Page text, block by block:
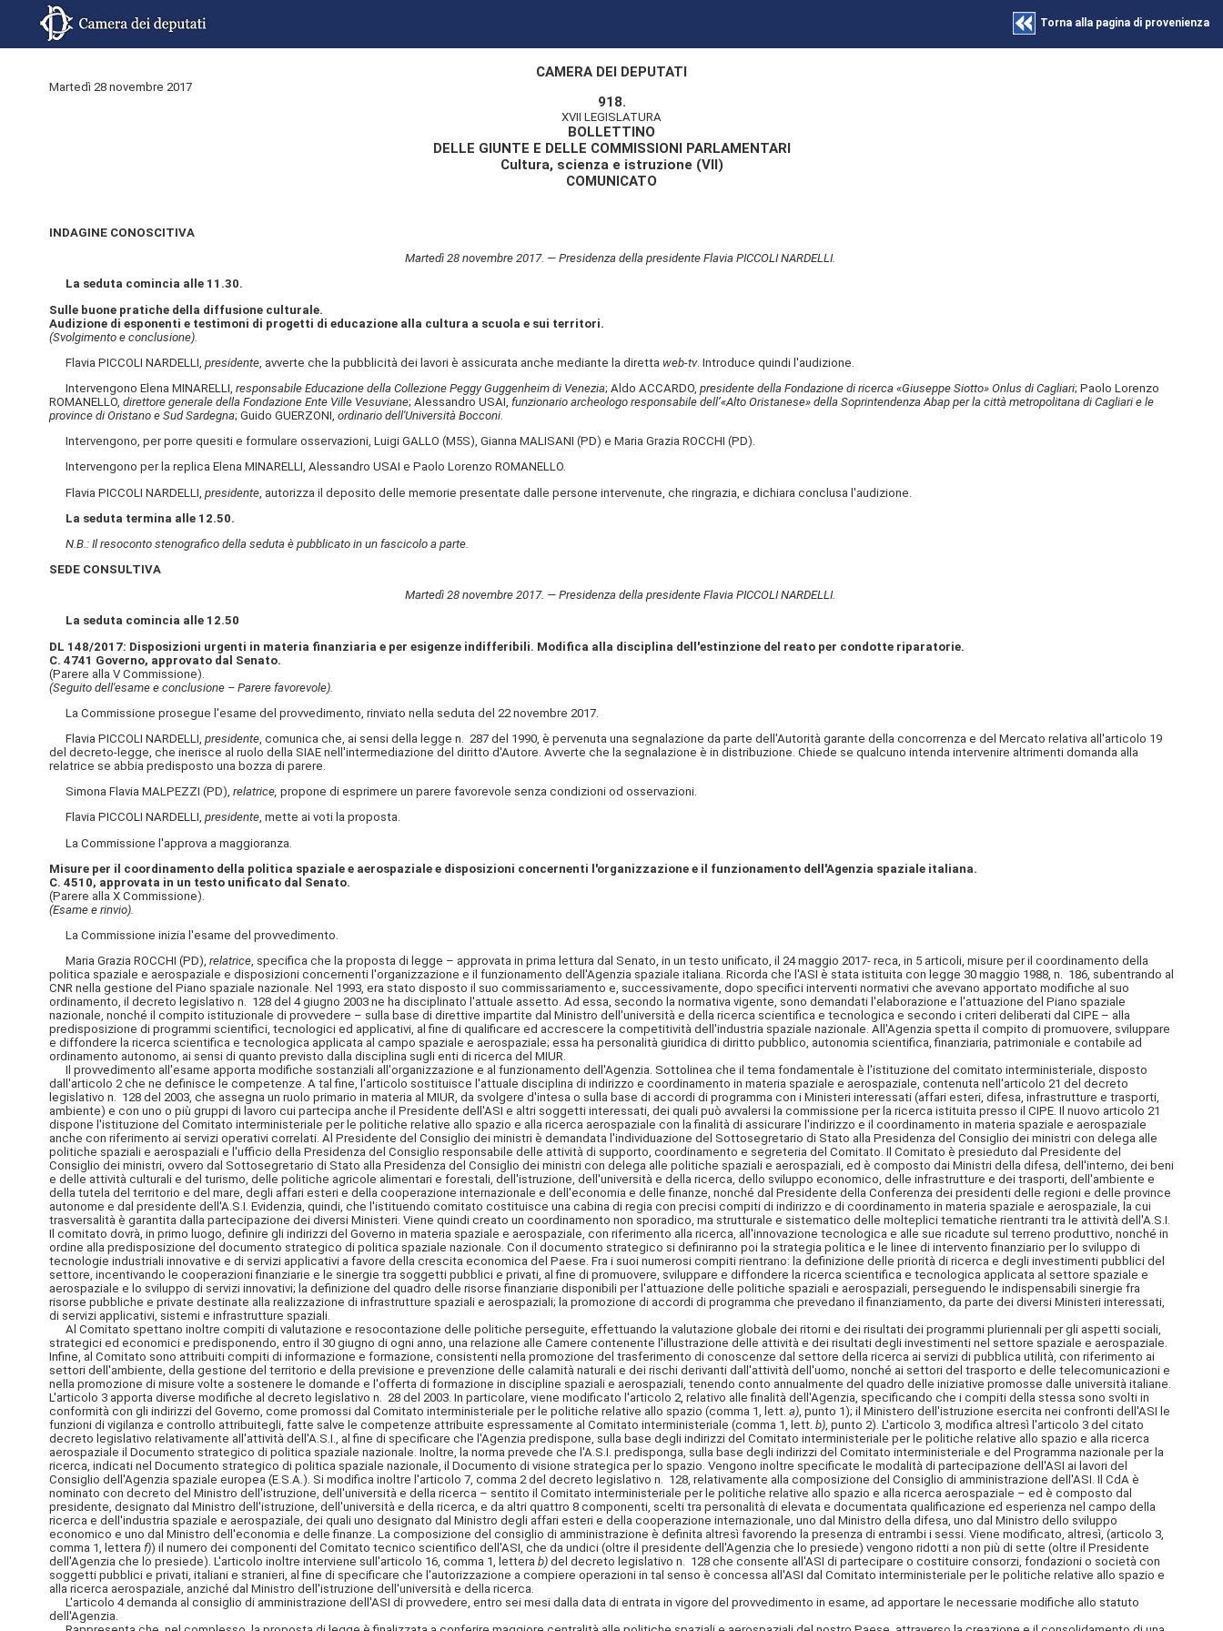
CAMERA DEI DEPUTATI
Martedì 28 novembre 2017
918.
XVII LEGISLATURA
BOLLETTINO
DELLE GIUNTE E DELLE COMMISSIONI PARLAMENTARI
Cultura, scienza e istruzione (VII)
COMUNICATO
INDAGINE CONOSCITIVA
Martedì 28 novembre 2017. — Presidenza della presidente Flavia PICCOLI NARDELLI.
La seduta comincia alle 11.30.
Sulle buone pratiche della diffusione culturale.
Audizione di esponenti e testimoni di progetti di educazione alla cultura a scuola e sui territori.
(Svolgimento e conclusione).
Flavia PICCOLI NARDELLI, presidente, avverte che la pubblicità dei lavori è assicurata anche mediante la diretta web-tv. Introduce quindi l'audizione.
Intervengono Elena MINARELLI, responsabile Educazione della Collezione Peggy Guggenheim di Venezia; Aldo ACCARDO, presidente della Fondazione di ricerca «Giuseppe Siotto» Onlus di Cagliari; Paolo Lorenzo
ROMANELLO, direttore generale della Fondazione Ente Ville Vesuviane; Alessandro USAI, funzionario archeologo responsabile dell’«Alto Oristanese» della Soprintendenza Abap per la città metropolitana di Cagliari e le
province di Oristano e Sud Sardegna; Guido GUERZONI, ordinario dell'Università Bocconi.
Intervengono, per porre quesiti e formulare osservazioni, Luigi GALLO (M5S), Gianna MALISANI (PD) e Maria Grazia ROCCHI (PD).
Intervengono per la replica Elena MINARELLI, Alessandro USAI e Paolo Lorenzo ROMANELLO.
Flavia PICCOLI NARDELLI, presidente, autorizza il deposito delle memorie presentate dalle persone intervenute, che ringrazia, e dichiara conclusa l'audizione.
La seduta termina alle 12.50.
N.B.: Il resoconto stenografico della seduta è pubblicato in un fascicolo a parte.
SEDE CONSULTIVA
Martedì 28 novembre 2017. — Presidenza della presidente Flavia PICCOLI NARDELLI.
La seduta comincia alle 12.50
DL 148/2017: Disposizioni urgenti in materia finanziaria e per esigenze indifferibili. Modifica alla disciplina dell'estinzione del reato per condotte riparatorie.
C. 4741 Governo, approvato dal Senato.
(Parere alla V Commissione).
(Seguito dell'esame e conclusione – Parere favorevole).
La Commissione prosegue l'esame del provvedimento, rinviato nella seduta del 22 novembre 2017.
Flavia PICCOLI NARDELLI, presidente, comunica che, ai sensi della legge n. 287 del 1990, è pervenuta una segnalazione da parte dell'Autorità garante della concorrenza e del Mercato relativa all'articolo 19
del decreto-legge, che inerisce al ruolo della SIAE nell'intermediazione del diritto d'Autore. Avverte che la segnalazione è in distribuzione. Chiede se qualcuno intenda intervenire altrimenti domanda alla
relatrice se abbia predisposto una bozza di parere.
Simona Flavia MALPEZZI (PD), relatrice, propone di esprimere un parere favorevole senza condizioni od osservazioni.
Flavia PICCOLI NARDELLI, presidente, mette ai voti la proposta.
La Commissione l'approva a maggioranza.
Misure per il coordinamento della politica spaziale e aerospaziale e disposizioni concernenti l'organizzazione e il funzionamento dell'Agenzia spaziale italiana.
C. 4510, approvata in un testo unificato dal Senato.
(Parere alla X Commissione).
(Esame e rinvio).
La Commissione inizia l'esame del provvedimento.
Maria Grazia ROCCHI (PD), relatrice, specifica che la proposta di legge – approvata in prima lettura dal Senato, in un testo unificato, il 24 maggio 2017- reca, in 5 articoli, misure per il coordinamento della
politica spaziale e aerospaziale e disposizioni concernenti l'organizzazione e il funzionamento dell'Agenzia spaziale italiana. Ricorda che l'ASI è stata istituita con legge 30 maggio 1988, n. 186, subentrando al
CNR nella gestione del Piano spaziale nazionale. Nel 1993, era stato disposto il suo commissariamento e, successivamente, dopo specifici interventi normativi che avevano apportato modifiche al suo
ordinamento, il decreto legislativo n. 128 del 4 giugno 2003 ne ha disciplinato l'attuale assetto. Ad essa, secondo la normativa vigente, sono demandati l'elaborazione e l'attuazione del Piano spaziale
nazionale, nonché il compito istituzionale di provvedere – sulla base di direttive impartite dal Ministro dell'università e della ricerca scientifica e tecnologica e secondo i criteri deliberati dal CIPE – alla
predisposizione di programmi scientifici, tecnologici ed applicativi, al fine di qualificare ed accrescere la competitività dell'industria spaziale nazionale. All'Agenzia spetta il compito di promuovere, sviluppare
e diffondere la ricerca scientifica e tecnologica applicata al campo spaziale e aerospaziale; essa ha personalità giuridica di diritto pubblico, autonomia scientifica, finanziaria, patrimoniale e contabile ad
ordinamento autonomo, ai sensi di quanto previsto dalla disciplina sugli enti di ricerca del MIUR.
Il provvedimento all'esame apporta modifiche sostanziali all'organizzazione e al funzionamento dell'Agenzia. Sottolinea che il tema fondamentale è l'istituzione del comitato interministeriale, disposto
dall'articolo 2 che ne definisce le competenze. A tal fine, l'articolo sostituisce l'attuale disciplina di indirizzo e coordinamento in materia spaziale e aerospaziale, contenuta nell'articolo 21 del decreto
legislativo n. 128 del 2003, che assegna un ruolo primario in materia al MIUR, da svolgere d'intesa o sulla base di accordi di programma con i Ministeri interessati (affari esteri, difesa, infrastrutture e trasporti,
ambiente) e con uno o più gruppi di lavoro cui partecipa anche il Presidente dell'ASI e altri soggetti interessati, dei quali può avvalersi la commissione per la ricerca istituita presso il CIPE. Il nuovo articolo 21
dispone l'istituzione del Comitato interministeriale per le politiche relative allo spazio e alla ricerca aerospaziale con la finalità di assicurare l'indirizzo e il coordinamento in materia spaziale e aerospaziale
anche con riferimento ai servizi operativi correlati. Al Presidente del Consiglio dei ministri è demandata l'individuazione del Sottosegretario di Stato alla Presidenza del Consiglio dei ministri con delega alle
politiche spaziali e aerospaziali e l'ufficio della Presidenza del Consiglio responsabile delle attività di supporto, coordinamento e segreteria del Comitato. Il Comitato è presieduto dal Presidente del
Consiglio dei ministri, ovvero dal Sottosegretario di Stato alla Presidenza del Consiglio dei ministri con delega alle politiche spaziali e aerospaziali, ed è composto dai Ministri della difesa, dell'interno, dei beni
e delle attività culturali e del turismo, delle politiche agricole alimentari e forestali, dell'istruzione, dell'università e della ricerca, dello sviluppo economico, delle infrastrutture e dei trasporti, dell'ambiente e
della tutela del territorio e del mare, degli affari esteri e della cooperazione internazionale e dell'economia e delle finanze, nonché dal Presidente della Conferenza dei presidenti delle regioni e delle province
autonome e dal presidente dell'A.S.I. Evidenzia, quindi, che l'istituendo comitato costituisce una cabina di regia con precisi compiti di indirizzo e di coordinamento in materia spaziale e aerospaziale, la cui
trasversalità è garantita dalla partecipazione dei diversi Ministeri. Viene quindi creato un coordinamento non sporadico, ma strutturale e sistematico delle molteplici tematiche rientranti tra le attività dell'A.S.I.
Il comitato dovrà, in primo luogo, definire gli indirizzi del Governo in materia spaziale e aerospaziale, con riferimento alla ricerca, all'innovazione tecnologica e alle sue ricadute sul terreno produttivo, nonché in
ordine alla predisposizione del documento strategico di politica spaziale nazionale. Con il documento strategico si definiranno poi la strategia politica e le linee di intervento finanziario per lo sviluppo di
tecnologie industriali innovative e di servizi applicativi a favore della crescita economica del Paese. Fra i suoi numerosi compiti rientrano: la definizione delle priorità di ricerca e degli investimenti pubblici del
settore, incentivando le cooperazioni finanziarie e le sinergie tra soggetti pubblici e privati, al fine di promuovere, sviluppare e diffondere la ricerca scientifica e tecnologica applicata al settore spaziale e
aerospaziale e lo sviluppo di servizi innovativi; la definizione del quadro delle risorse finanziarie disponibili per l'attuazione delle politiche spaziali e aerospaziali, perseguendo le indispensabili sinergie fra
risorse pubbliche e private destinate alla realizzazione di infrastrutture spaziali e aerospaziali; la promozione di accordi di programma che prevedano il finanziamento, da parte dei diversi Ministeri interessati,
di servizi applicativi, sistemi e infrastrutture spaziali.
Al Comitato spettano inoltre compiti di valutazione e resocontazione delle politiche perseguite, effettuando la valutazione globale dei ritorni e dei risultati dei programmi pluriennali per gli aspetti sociali,
strategici ed economici e predisponendo, entro il 30 giugno di ogni anno, una relazione alle Camere contenente l'illustrazione delle attività e dei risultati degli investimenti nel settore spaziale e aerospaziale.
Infine, al Comitato sono attribuiti compiti di informazione e formazione, consistenti nella promozione del trasferimento di conoscenze dal settore della ricerca ai servizi di pubblica utilità, con riferimento ai
settori dell'ambiente, della gestione del territorio e della previsione e prevenzione delle calamità naturali e dei rischi derivanti dall'attività dell'uomo, nonché ai settori del trasporto e delle telecomunicazioni e
nella promozione di misure volte a sostenere le domande e l'offerta di formazione in discipline spaziali e aerospaziali, tenendo conto annualmente del quadro delle iniziative promosse dalle università italiane.
L'articolo 3 apporta diverse modifiche al decreto legislativo n. 28 del 2003. In particolare, viene modificato l'articolo 2, relativo alle finalità dell'Agenzia, specificando che i compiti della stessa sono svolti in
conformità con gli indirizzi del Governo, come promossi dal Comitato interministeriale per le politiche relative allo spazio (comma 1, lett. a), punto 1); il Ministero dell'istruzione esercita nei confronti dell'ASI le
funzioni di vigilanza e controllo attribuitegli, fatte salve le competenze attribuite espressamente al Comitato interministeriale (comma 1, lett. b), punto 2). L'articolo 3, modifica altresì l'articolo 3 del citato
decreto legislativo relativamente all'attività dell'A.S.I., al fine di specificare che l'Agenzia predispone, sulla base degli indirizzi del Comitato interministeriale per le politiche relative allo spazio e alla ricerca
aerospaziale il Documento strategico di politica spaziale nazionale. Inoltre, la norma prevede che l'A.S.I. predisponga, sulla base degli indirizzi del Comitato interministeriale e del Programma nazionale per la
ricerca, indicati nel Documento strategico di politica spaziale nazionale, il Documento di visione strategica per lo spazio. Vengono inoltre specificate le modalità di partecipazione dell'ASI ai lavori del
Consiglio dell'Agenzia spaziale europea (E.S.A.). Si modifica inoltre l'articolo 7, comma 2 del decreto legislativo n. 128, relativamente alla composizione del Consiglio di amministrazione dell'ASI. Il CdA è
nominato con decreto del Ministro dell'istruzione, dell'università e della ricerca – sentito il Comitato interministeriale per le politiche relative allo spazio e alla ricerca aerospaziale – ed è composto dal
presidente, designato dal Ministro dell'istruzione, dell'università e della ricerca, e da altri quattro 8 componenti, scelti tra personalità di elevata e documentata qualificazione ed esperienza nel campo della
ricerca e dell'industria spaziale e aerospaziale, dei quali uno designato dal Ministro degli affari esteri e della cooperazione internazionale, uno dal Ministro della difesa, uno dal Ministro dello sviluppo
economico e uno dal Ministro dell'economia e delle finanze. La composizione del consiglio di amministrazione è definita altresì favorendo la presenza di entrambi i sessi. Viene modificato, altresì, (articolo 3,
comma 1, lettera f)) il numero dei componenti del Comitato tecnico scientifico dell'ASI, che da undici (oltre il presidente dell'Agenzia che lo presiede) vengono ridotti a non più di sette (oltre il Presidente
dell'Agenzia che lo presiede). L'articolo inoltre interviene sull'articolo 16, comma 1, lettera b)del decreto legislativo n. 128 che consente all'ASI di partecipare o costituire consorzi, fondazioni o società con
soggetti pubblici e privati, italiani e stranieri, al fine di specificare che l'autorizzazione a compiere operazioni in tal senso è concessa all'ASI dal Comitato interministeriale per le politiche relative allo spazio e
alla ricerca aerospaziale, anziché dal Ministro dell'istruzione dell'università e della ricerca.
L'articolo 4 demanda al consiglio di amministrazione dell'ASI di provvedere, entro sei mesi dalla data di entrata in vigore del provvedimento in esame, ad apportare le necessarie modifiche allo statuto
dell'Agenzia.
Torna alla pagina di provenienza